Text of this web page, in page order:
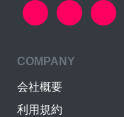
COMPANY
会社概要
利用規約